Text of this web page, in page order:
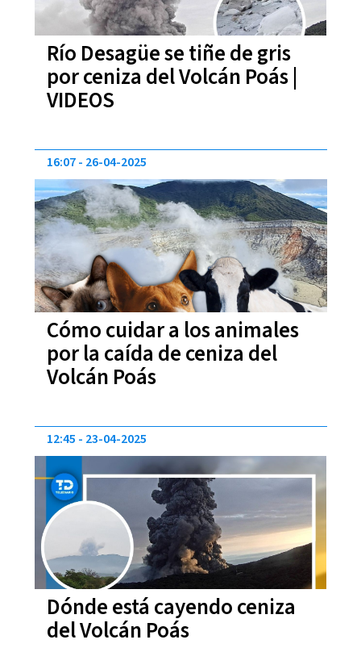
Río Desagüe se tiñe de gris
por ceniza del Volcán Poás |
VIDEOS
Cómo cuidar a los animales
por la caída de ceniza del
Volcán Poás
16:07 26-04-2025
Dónde está cayendo ceniza
del Volcán Poás
12:45 23-04-2025